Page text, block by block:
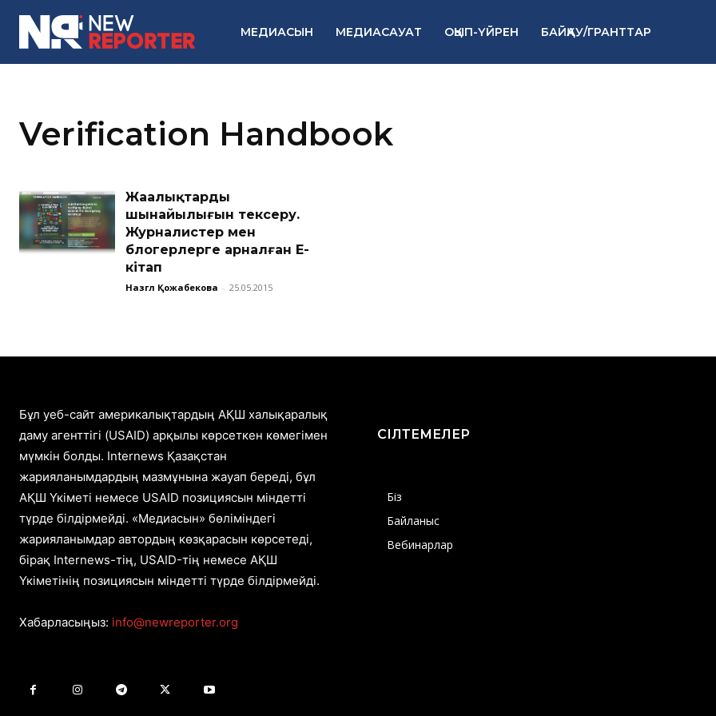
МЕДИАСЫН МЕДИАСАУАТ ОҚЫП-ҮЙРЕН БАЙҚАУ/ГРАНТТАР
Verification Handbook
Жаңалықтардың
шынайылығын тексеру.
Журналистер мен
блогерлерге арналған Е-
кітап
Назгүл Қожабекова - 25.05.2015
Бұл уеб-сайт америкалықтардың АҚШ халықаралық
даму агенттігі (USAID) арқылы көрсеткен көмегімен
мүмкін болды. Internews Қазақстан
жарияланымдардың мазмұнына жауап береді, бұл
АҚШ Үкіметі немесе USAID позициясын міндетті
түрде білдірмейді. «Медиасын» бөліміндегі
жарияланымдар автордың көзқарасын көрсетеді,
бірақ Internews-тің, USAID-тің немесе АҚШ
Үкіметінің позициясын міндетті түрде білдірмейді.
Хабарласыңыз: info@newreporter.org
СІЛТЕМЕЛЕР
Біз
Байланыс
Вебинарлар